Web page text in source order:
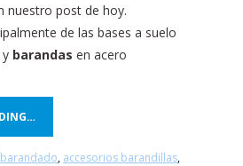
nuestro post de hoy.
de las bases a suelo
y barandas en acero
, accesorios barandillas,